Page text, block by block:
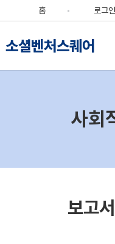
홈 로그인
소셜벤처스퀘어
사회
보고